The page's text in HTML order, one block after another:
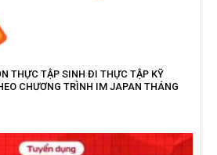
THỰC TẬP SINH ĐI THỰC TẬP KỸ
CHƯƠNG TRÌNH IM JAPAN THÁNG